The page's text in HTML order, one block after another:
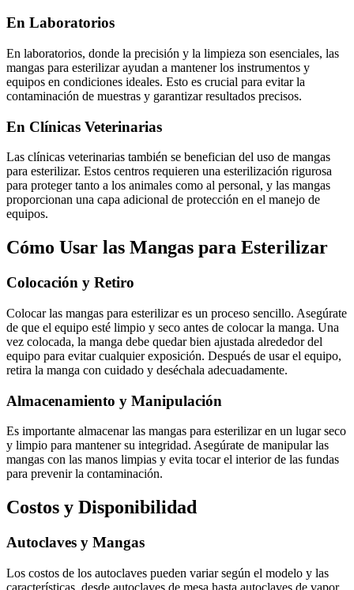
En Laboratorios
En laboratorios, donde la precisión y la limpieza son esenciales, las
mangas para esterilizar ayudan a mantener los instrumentos y
equipos en condiciones ideales. Esto es crucial para evitar la
contaminación de muestras y garantizar resultados precisos.
En Clínicas Veterinarias
Las clínicas veterinarias también se benefician del uso de mangas
para esterilizar. Estos centros requieren una esterilización rigurosa
para proteger tanto a los animales como al personal, y las mangas
proporcionan una capa adicional de protección en el manejo de
equipos.
Cómo Usar las Mangas para Esterilizar
Colocación y Retiro
Colocar las mangas para esterilizar es un proceso sencillo. Asegúrate
de que el equipo esté limpio y seco antes de colocar la manga. Una
vez colocada, la manga debe quedar bien ajustada alrededor del
equipo para evitar cualquier exposición. Después de usar el equipo,
retira la manga con cuidado y deséchala adecuadamente.
Almacenamiento y Manipulación
Es importante almacenar las mangas para esterilizar en un lugar seco
y limpio para mantener su integridad. Asegúrate de manipular las
mangas con las manos limpias y evita tocar el interior de las fundas
para prevenir la contaminación.
Costos y Disponibilidad
Autoclaves y Mangas
Los costos de los autoclaves pueden variar según el modelo y las
características, desde autoclaves de mesa hasta autoclaves de vapor